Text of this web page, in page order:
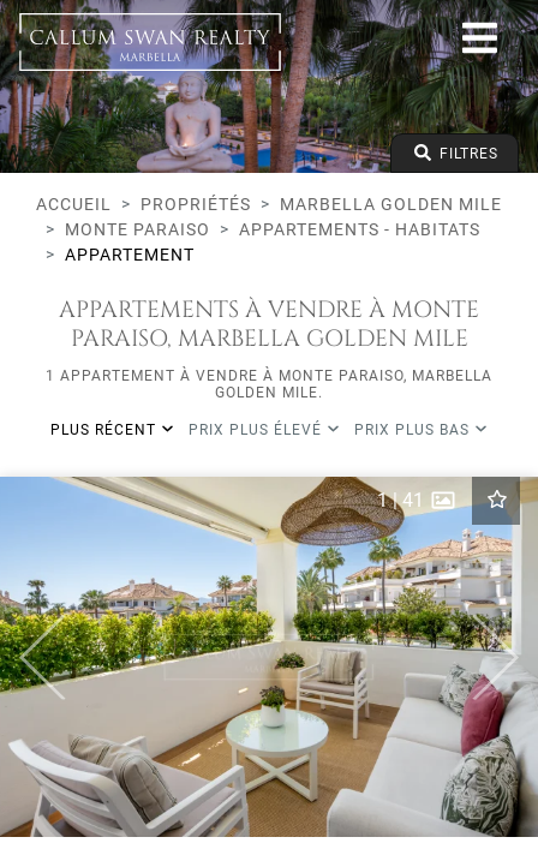
Tous les modes de vie
Marbella Golden Mile
Monte Paraiso
Tous les types
Prix à partir de
Prix jusqu'à
Lits minimums FILTRES
ACCUEIL PROPRIÉTÉS
MARBELLA GOLDEN MILE
MONTE PARAISO
APPARTEMENTS - HABITATS
APPARTEMENT
APPARTEMENTS À VENDRE À MONTE
PARAISO, MARBELLA GOLDEN MILE
1 APPARTEMENT À VENDRE À MONTE PARAISO, MARBELLA
GOLDEN MILE.
PLUS RÉCENT PRIX PLUS ÉLEVÉ PRIX PLUS BAS
Previous Next
1|41